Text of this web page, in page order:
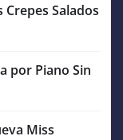
Crepes Salados
por Piano Sin
Miss